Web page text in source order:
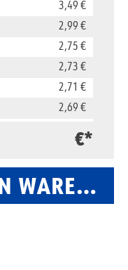
3,49 €
2,99 €
2,75 €
2,73 €
2,71 €
2,69 €
€*
Wert ein